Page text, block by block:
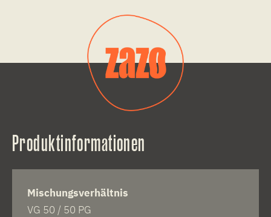
Produktinformationen
Mischungsverhältnis
VG 50 / 50 PG